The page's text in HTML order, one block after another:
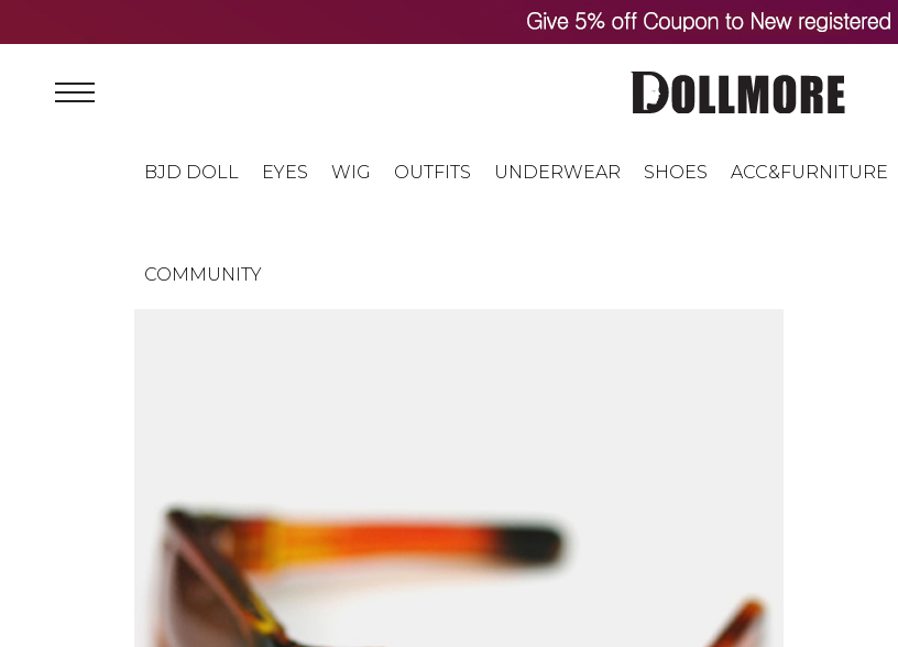
BJD DOLL EYES WIG OUTFITS UNDERWEAR SHOES ACC&FURNITURE
COMMUNITY